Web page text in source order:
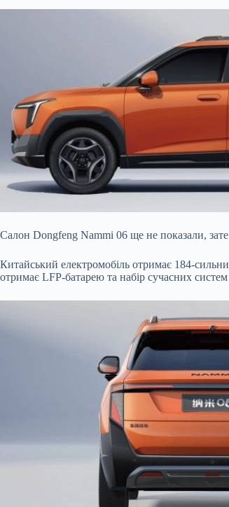
Салон Dongfeng Nammi 06 ще не показали,
Китайський електромобіль отримає 184-
отримає LFP-батарею та набір сучасних